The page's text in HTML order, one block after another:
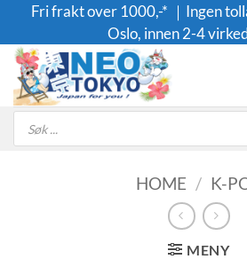
content
Fri frakt over 1000,-* ｜Ingen
Oslo, innen 2-4
Products
search
HOME / K-
MENY